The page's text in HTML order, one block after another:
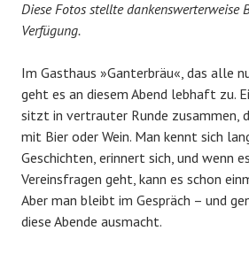
Diese Fotos stellte dankenswerterweise
Verfügung.
Im Gasthaus »Ganterbräu«, das alle
geht es an diesem Abend lebhaft zu.
sitzt in vertrauter Runde zusammen,
mit Bier oder Wein. Man kennt sich
Geschichten, erinnert sich, und wenn
Vereinsfragen geht, kann es schon
Aber man bleibt im Gespräch – und
diese Abende ausmacht.